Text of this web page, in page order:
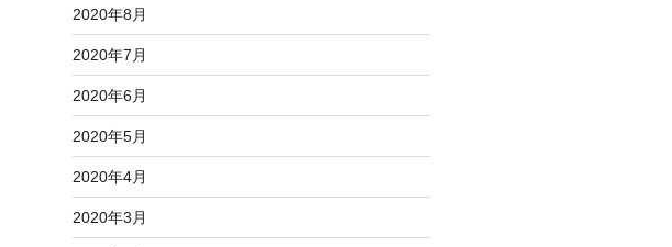
2020年8月
2020年7月
2020年6月
2020年5月
2020年4月
2020年3月